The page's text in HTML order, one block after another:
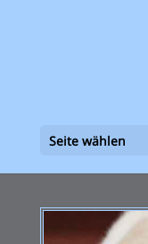
Seite wählen